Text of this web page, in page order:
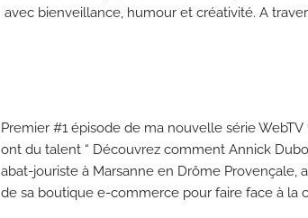
avec bienveillance, humour et créativité. A
Premier #1 épisode de ma nouvelle série WebTV
ont du talent “ Découvrez comment Annick
abat-jouriste à Marsanne en Drôme Provençale,
de sa boutique e-commerce pour faire face à la